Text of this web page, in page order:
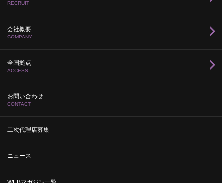
RECRUIT
会社概要
COMPANY
全国拠点
ACCESS
お問い合わせ
CONTACT
二次代理店募集
ニュース